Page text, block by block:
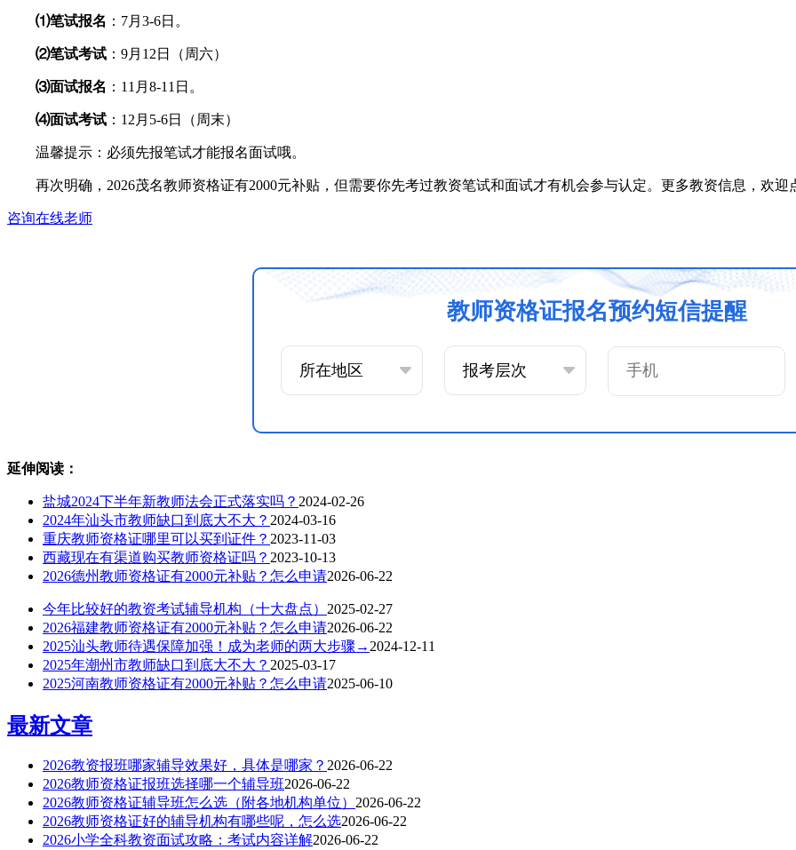
⑴笔试报名 ：7月3-6日。
⑵笔试考试 ：9月12日（周六）
⑶面试报名 ：11月8-11日。
⑷面试考试 ：12月5-6日（周末）
温馨提示：必须先报笔试才能报名面试哦。
再次明确，2026茂名教师资格证有2000元补贴，但需要你先考过教资笔试和面试才有机会参与认定。更多教资信息，欢迎
咨询在线老师
教师资格证报名预约短信提醒
延伸阅读：
盐城2024下半年新教师法会正式落实吗？ 2024-02-26
2024年汕头市教师缺口到底大不大？ 2024-03-16
重庆教师资格证哪里可以买到证件？ 2023-11-03
西藏现在有渠道购买教师资格证吗？ 2023-10-13
2026德州教师资格证有2000元补贴？怎么申请2026-06-22
今年比较好的教资考试辅导机构（十大盘点） 2025-02-27
2026福建教师资格证有2000元补贴？怎么申请2026-06-22
2025汕头教师待遇保障加强！成为老师的两大步骤→ 2024-12-11
2025年潮州市教师缺口到底大不大？ 2025-03-17
2025河南教师资格证有2000元补贴？怎么申请2025-06-10
最新文章
2026教资报班哪家辅导效果好，具体是哪家？ 2026-06-22
2026教师资格证报班选择哪一个辅导班2026-06-22
2026教师资格证辅导班怎么选（附各地机构单位） 2026-06-22
2026教师资格证好的辅导机构有哪些呢，怎么选2026-06-22
2026小学全科教资面试攻略：考试内容详解2026-06-22